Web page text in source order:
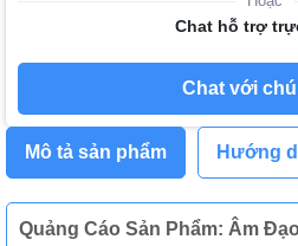
Chat hỗ trợ
Chat với
Mô tả sản phẩm Hướng
Quảng Cáo Sản Phẩm: Âm